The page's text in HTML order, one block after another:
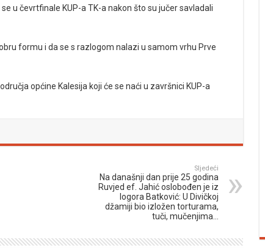
u čevrtfinale KUP-a TK-a nakon što su jučer savladali
formu i da se s razlogom nalazi u samom vrhu Prve
općine Kalesija koji će se naći u završnici KUP-a
Sljedeći
Na današnji dan prije 25 godina
Ruvjed ef. Jahić oslobođen je iz
logora Batković: U Divičkoj
džamiji bio izložen torturama,
tuči, mučenjima…